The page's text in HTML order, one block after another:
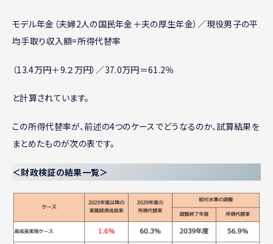
モデル年金（夫婦2人の国民年金＋夫の厚生年金）／現役男子の平
均手取り収入額=所得代替率
（13.4万円＋9.２万円）／37.0万円＝61.2％
と計算されています。
この所得代替率が、前述の4つのケースでどうなるのか、試算結果を
まとめたものが次の表です。
＜財政検証の結果一覧＞